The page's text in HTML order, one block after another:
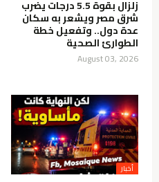
زلزال بقوة 5.5 درجات يضرب
شرق مصر ويشعر به سكان
عدة دول.. وتفعيل خطة
الطوارئ الصحية
August 03, 2026
أخبار